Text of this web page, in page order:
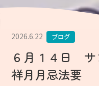
2026.6.22 ブログ
６月１４日
祥月月忌法要